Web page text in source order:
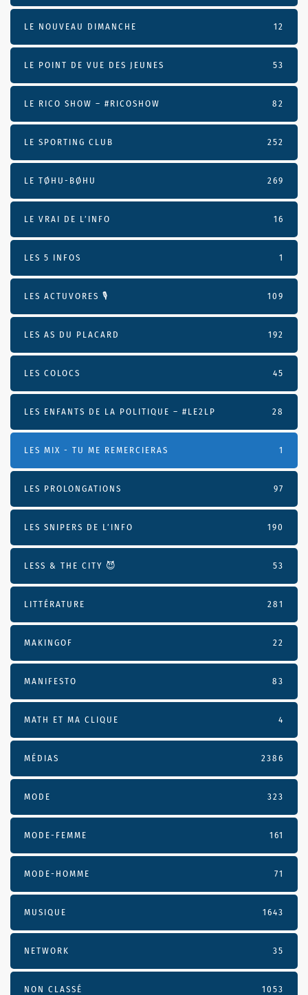
LE NOUVEAU DIMANCHE 12
LE POINT DE VUE DES JEUNES 53
LE RICO SHOW – #RICOSHOW 82
LE SPORTING CLUB 252
LE TØHU-BØHU 269
LE VRAI DE L’INFO 16
LES 5 INFOS 1
LES ACTUVORES 🎙 109
LES AS DU PLACARD 192
LES COLOCS 45
LES ENFANTS DE LA POLITIQUE – #LE2LP 28
LES MIX - TU ME REMERCIERAS 1
LES PROLONGATIONS 97
LES SNIPERS DE L’INFO 190
LESS & THE CITY 😈 53
LITTÉRATURE 281
MAKINGOF 22
MANIFESTO 83
MATH ET MA CLIQUE 4
MÉDIAS 2386
MODE 323
MODE-FEMME 161
MODE-HOMME 71
MUSIQUE 1643
NETWORK 35
NON CLASSÉ 1053